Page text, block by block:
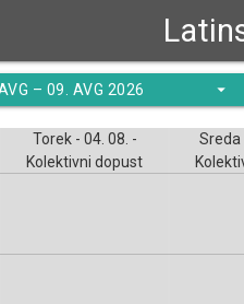
– 09. AVG 2026 arrow_drop_down
Torek - 04. 08. -
Kolektivni dopust
Sreda